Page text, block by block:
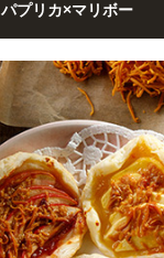
パプリカ×マリボー